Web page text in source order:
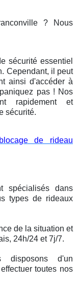
? Nous
sécurité essentiel
Cependant, il peut
ainsi d'accéder à
pas ! Nos
rapidement et
sécurité.
de rideau
spécialisés dans
types de rideaux
de la situation et
24h/24 et 7j/7.
disposons d'un
toutes nos